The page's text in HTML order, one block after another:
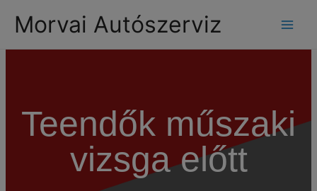
Morvai Autószerviz
Teendők műszaki
vizsga előtt